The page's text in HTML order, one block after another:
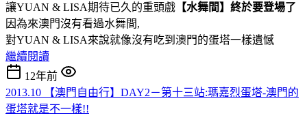
讓YUAN & LISA期待已久的重頭戲 【水舞間】終於要登場了
因為來澳門沒有看過水舞間,
對YUAN & LISA來說就像沒有吃到澳門的蛋塔一樣遺憾
繼續閱讀
12年前
2013.10 【澳門自由行】DAY2－第十三站:瑪嘉烈蛋塔-澳門的
蛋塔就是不一樣!!